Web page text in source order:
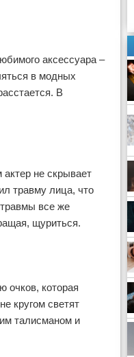
аксессуара –
в модных
В
не скрывает
травму лица, что
все же
щуриться.
очков, которая
кругом светят
талисманом и